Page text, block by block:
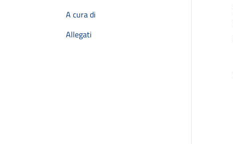
A cura di
Allegati